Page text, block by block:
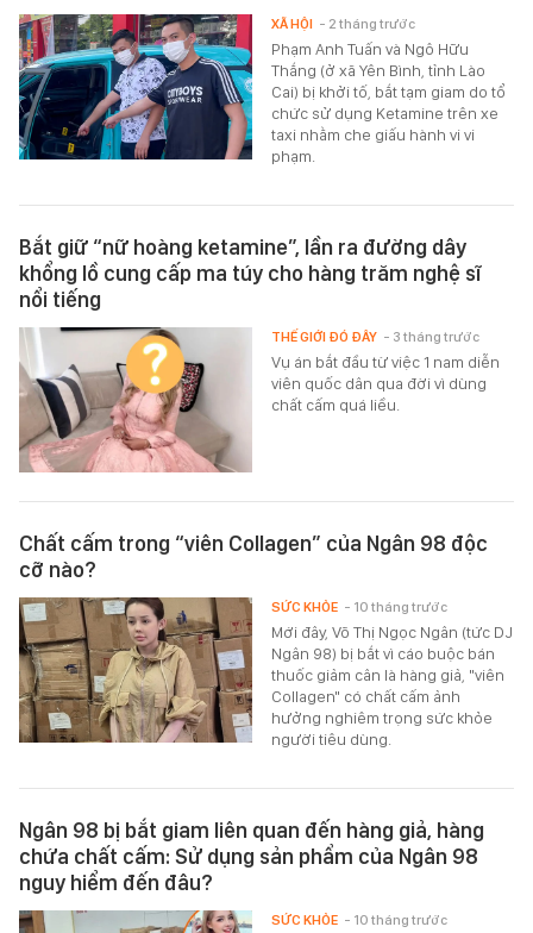
Phạm Anh Tuấn và Ngô Hữu
Thắng (ở xã Yên Bình, tỉnh Lào
Cai) bị khởi tố, bắt tạm giam do tổ
chức sử dụng Ketamine trên xe
taxi nhằm che giấu hành vi vi
phạm.
XÃ HỘI - 2 tháng trước
Bắt giữ “nữ hoàng ketamine”, lần ra đường dây
khổng lồ cung cấp ma túy cho hàng trăm nghệ sĩ
nổi tiếng
Vụ án bắt đầu từ việc 1 nam diễn
viên quốc dân qua đời vì dùng
chất cấm quá liều.
THẾ GIỚI ĐÓ ĐÂY - 3 tháng trước
Chất cấm trong “viên Collagen” của Ngân 98 độc
cỡ nào?
Mới đây, Võ Thị Ngọc Ngân (tức DJ
Ngân 98) bị bắt vì cáo buộc bán
thuốc giảm cân là hàng giả, "viên
Collagen" có chất cấm ảnh
hưởng nghiêm trọng sức khỏe
người tiêu dùng.
SỨC KHỎE - 10 tháng trước
Ngân 98 bị bắt giam liên quan đến hàng giả, hàng
chứa chất cấm: Sử dụng sản phẩm của Ngân 98
nguy hiểm đến đâu?
SỨC KHỎE - 10 tháng trước